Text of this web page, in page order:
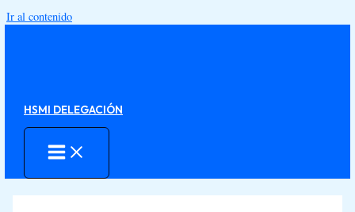
Ir al contenido
HSMI DELEGACIÓN